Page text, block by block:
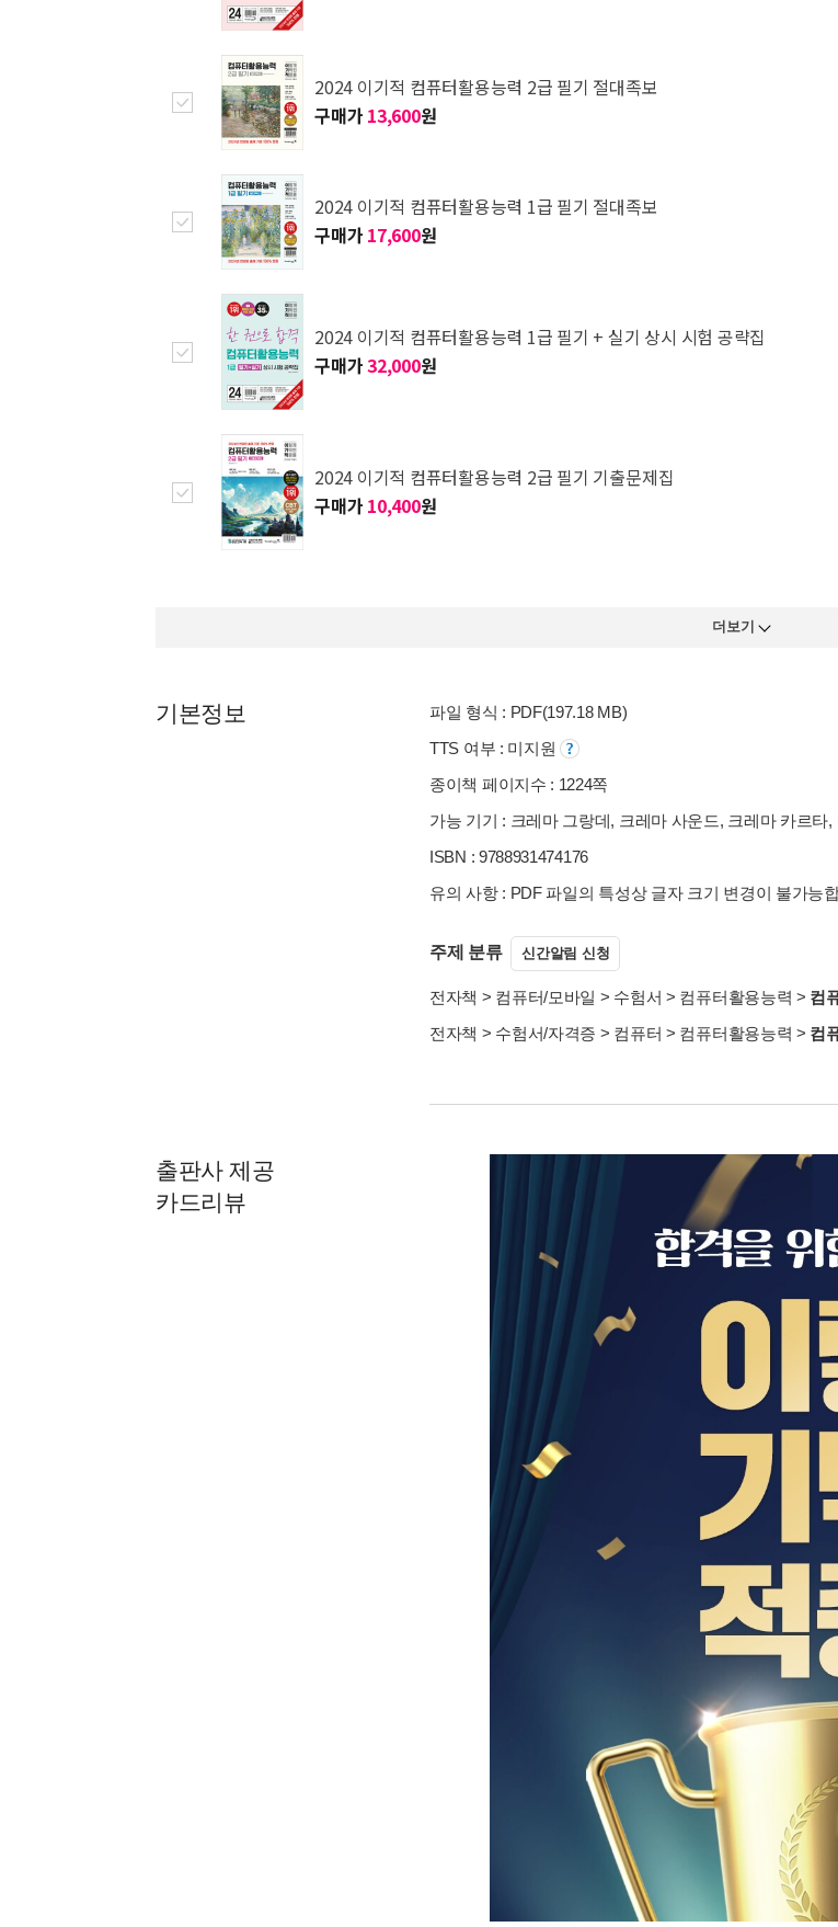
2024 이기적 컴퓨터활용능력 2급 필기 절대족보
구매가 13,600원
2024 이기적 컴퓨터활용능력 1급 필기 절대족보
구매가 17,600원
2024 이기적 컴퓨터활용능력 1급 필기 + 실기 상시 시험 공략집
구매가32,000원
2024 이기적 컴퓨터활용능력 2급 필기 기출문제집
구매가 10,400원
더보기
기본정보
파일 형식 : PDF(197.18 MB)
TTS 여부 : 미지원
종이책 페이지수 : 1224쪽
가능 기기 : 크레마 그랑데, 크레마 사운드, 크레마 카르
ISBN : 9788931474176
유의 사항 : PDF 파일의 특성상 글자 크기 변경이 불가능
주제 분류 신간알림 신청
전자책 > 컴퓨터/모바일 > 수험서 > 컴퓨터활용능력 > 컴
전자책 > 수험서/자격증 > 컴퓨터 > 컴퓨터활용능력 > 컴
출판사 제공
카드리뷰